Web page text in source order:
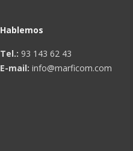
Hablemos
Tel.: 93 143 62 43
E-mail: info@marficom.com